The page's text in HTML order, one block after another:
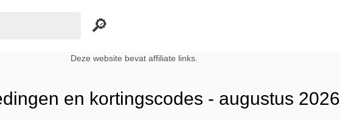
Deze website bevat affiliate links.
en kortingscodes - augustus 2026